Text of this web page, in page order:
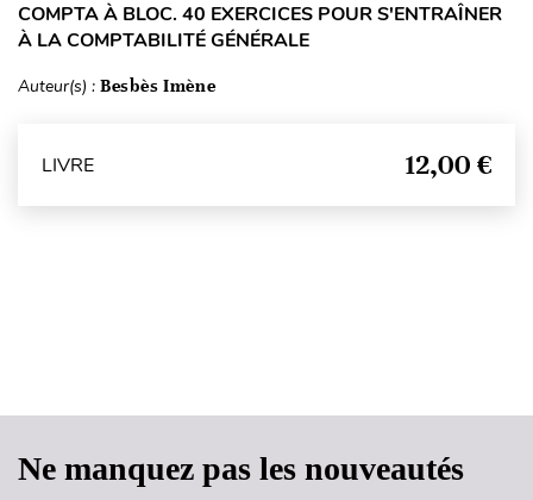
COMPTA À BLOC. 40 EXERCICES POUR S'ENTRAÎNER
À LA COMPTABILITÉ GÉNÉRALE
Auteur(s) : Besbès Imène
LIVRE 12,00 €
Ne manquez pas les nouveautés